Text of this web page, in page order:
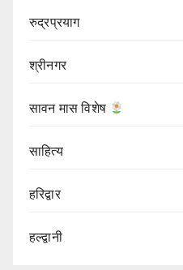
रुद्रप्रयाग
श्रीनगर
सावन मास विशेष
साहित्य
हरिद्वार
हल्द्वानी